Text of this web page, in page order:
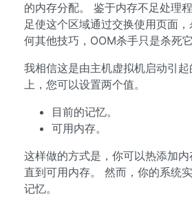
的内存分配。 鉴于内存不足处理
足使这个区域通过交换使用页面
何其他技巧，OOM杀手只是杀死它
我相信这是由主机虚拟机启动引
上，您可以设置两个值。
目前的记忆。
可用内存。
这样做的方式是，你可以热添加内
直到可用内存。 然而，你的系统
记忆。